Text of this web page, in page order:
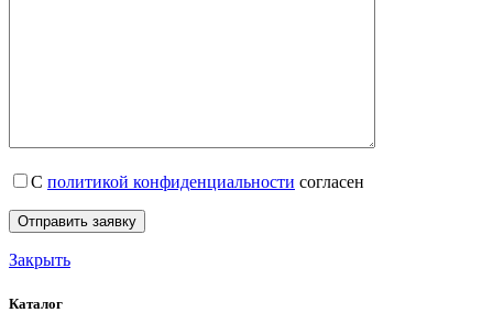
С политикой конфиденциальности согласен
Закрыть
Каталог